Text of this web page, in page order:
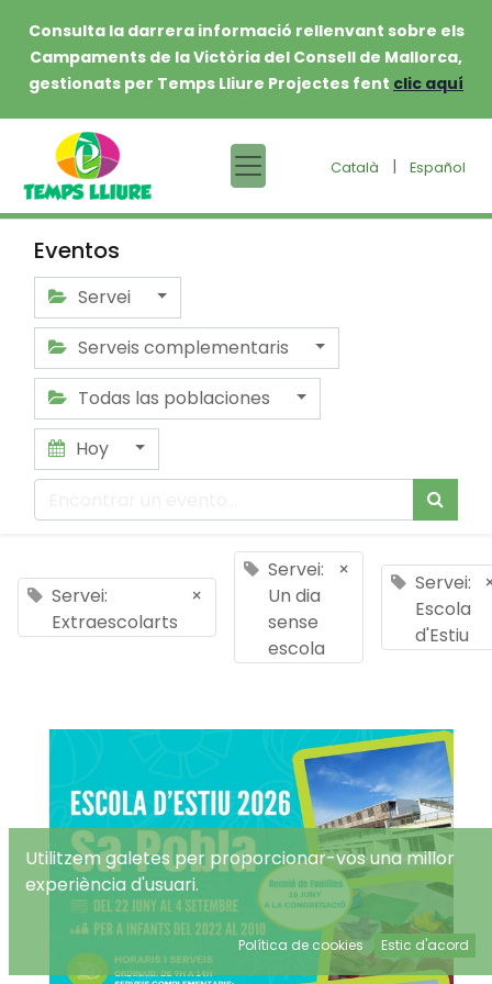
Consulta la darrera informació rellenvant sobre els
Campaments de la Victòria del Consell de Mallorca,
gestionats per Temps Lliure Projectes fent clic aquí
Català | Español
Eventos
Servei
Serveis complementaris
Todas las poblaciones
Hoy
Servei:
Extraescolarts
×
Servei:
Un dia
sense
escola
×
Servei:
Escola
d'Estiu
Utilitzem galetes per proporcionar-vos una millor
experiència d'usuari.
Política de cookies Estic d'acord